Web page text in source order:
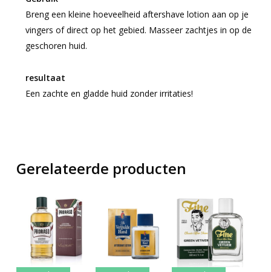
Breng een kleine hoeveelheid aftershave lotion aan op je
vingers of direct op het gebied. Masseer zachtjes in op de
geschoren huid.
resultaat
Een zachte en gladde huid zonder irritaties!
Gerelateerde producten